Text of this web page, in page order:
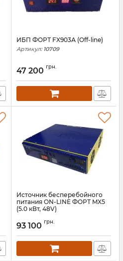
ИБП ФОРТ FX903А (Off-line)
Артикул: 10709
47 200 грн.
Источник бесперебойного
питания ON-LINE ФОРТ MX5
(5.0 кВт, 48V)
93 100 грн.